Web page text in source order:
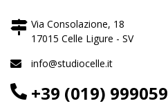
Via Consolazione, 18
17015 Celle Ligure - SV
info@studiocelle.it
+39 (019) 999059